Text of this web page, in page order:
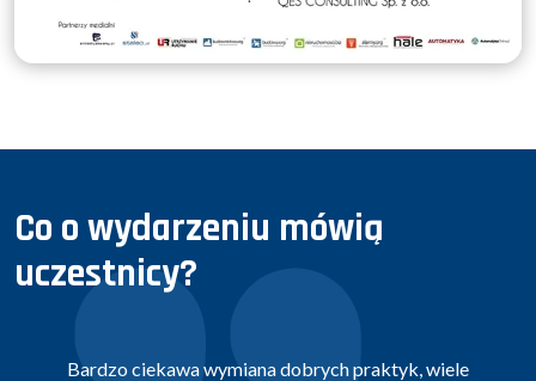
Co o wydarzeniu mówią
uczestnicy?
Bardzo ciekawa wymiana dobrych praktyk, wiele